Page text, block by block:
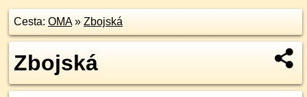
Cesta: OMA» Zbojská
Zbojská